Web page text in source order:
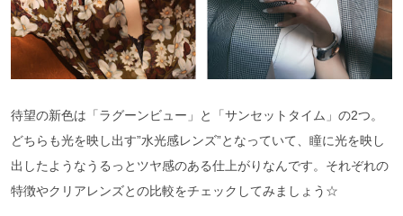
待望の新色は「ラグーンビュー」と「サンセットタイム」の2つ。
どちらも光を映し出す”水光感レンズ”となっていて、瞳に光を映し
出したようなうるっとツヤ感のある仕上がりなんです。それぞれの
特徴やクリアレンズとの比較をチェックしてみましょう☆